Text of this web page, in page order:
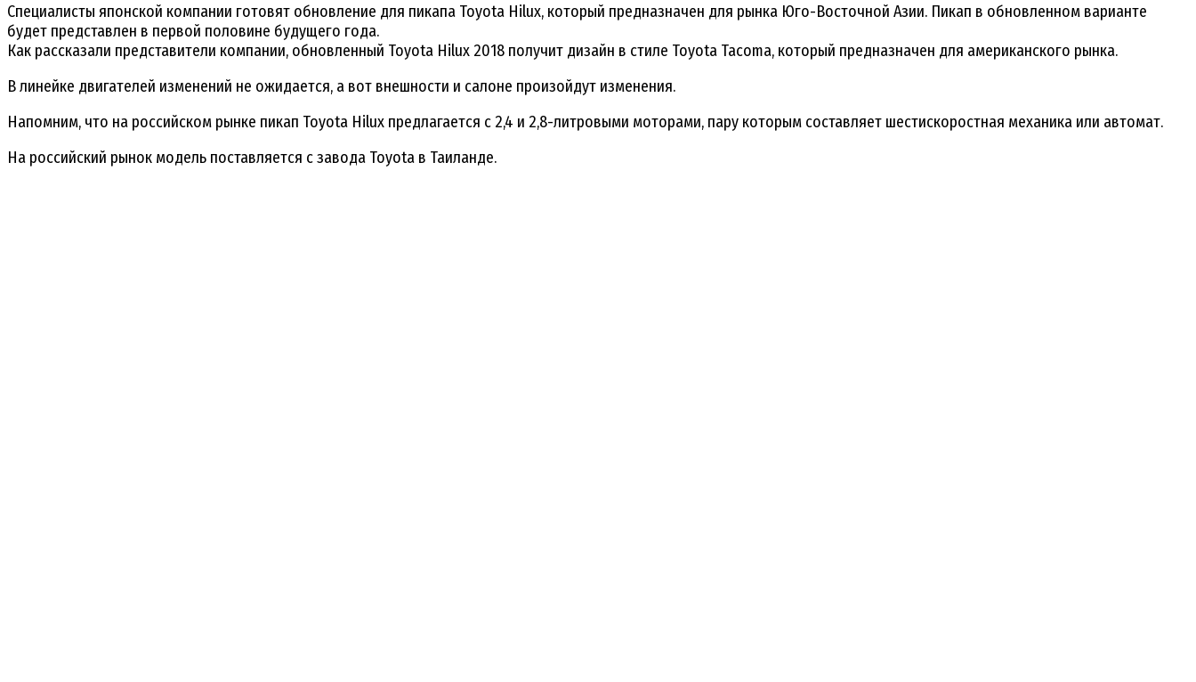
Специалисты японской компании готовят обновление для пикапа Toyota Hilux, который предназначен для рынка Юго-Восточной Азии. Пикап в обновленном варианте
будет представлен в первой половине будущего года.
Как рассказали представители компании, обновленный Toyota Hilux 2018 получит дизайн в стиле Toyota Tacoma, который предназначен для американского рынка.
В линейке двигателей изменений не ожидается, а вот внешности и салоне произойдут изменения.
Напомним, что на российском рынке пикап Toyota Hilux предлагается с 2,4 и 2,8-литровыми моторами, пару которым составляет шестискоростная механика или автомат.
На российский рынок модель поставляется с завода Toyota в Таиланде.